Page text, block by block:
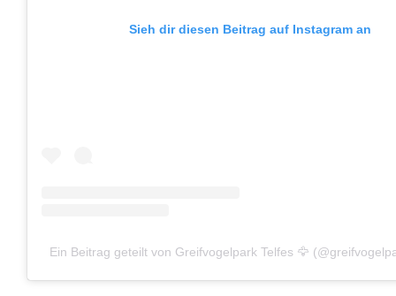
Sieh dir diesen Beitrag auf Instagram an
Ein Beitrag geteilt von Greifvogelpark Telfes 🦅